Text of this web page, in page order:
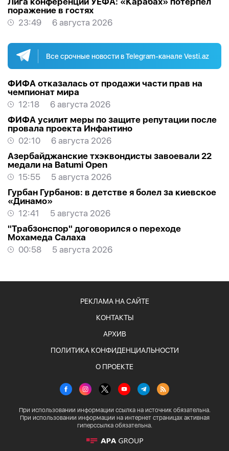
поражение в гостях
23:49
6 августа 2026
Все срочные новости в Telegram-канале Vesti.az
ФИФА отказалась от продажи части прав на
чемпионат мира
12:18
6 августа 2026
ФИФА усилит меры по защите репутации после
провала проекта Инфантино
02:10
6 августа 2026
Азербайджанские тхэквондисты завоевали 22
медали на Batumi Open
15:55
5 августа 2026
Гурбан Гурбанов: в детстве я болел за киевское
«Динамо»
12:41
5 августа 2026
"Трабзонспор" договорился о переходе
Мохамеда Салаха
00:58
5 августа 2026
РЕКЛАМА НА САЙТЕ
КОНТАКТЫ
АРХИВ
ПОЛИТИКА КОНФИДЕНЦИАЛЬНОСТИ
О ПРОЕКТЕ
При использовании информации ссылка на источник обязательна.
При использовании информации на интернет страницах активная
гиперссылка обязательна.